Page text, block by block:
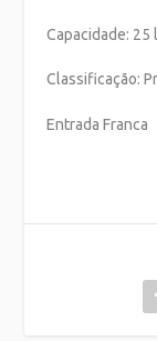
Capacidade: 25
Classificação:
Entrada Franca